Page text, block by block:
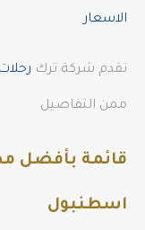
الاسعار
تقدم شركة ترك
ممن التفاصيل
قائمة بأفضل
اسطنبول